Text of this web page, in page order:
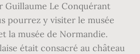
Guillaume Le Conquérant
pourrez y visiter le musée
la musée de Normandie.
était consacré au château